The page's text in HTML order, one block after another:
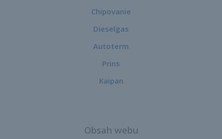
Chipovanie
Dieselgas
Autoterm
Prins
Kaipan
Obsah webu